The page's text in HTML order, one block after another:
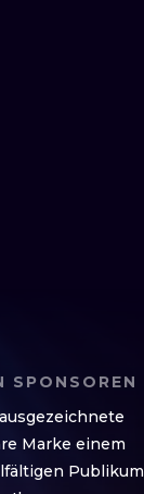
SPONSOREN
Marke einem
Publikum